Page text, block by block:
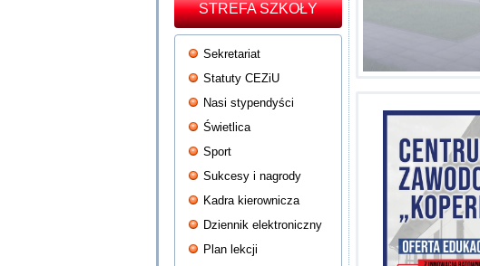
STREFA SZKOŁY
Sekretariat
Statuty CEZiU
Nasi stypendyści
Świetlica
Sport
Sukcesy i nagrody
Kadra kierownicza
Dziennik elektroniczny
Plan lekcji